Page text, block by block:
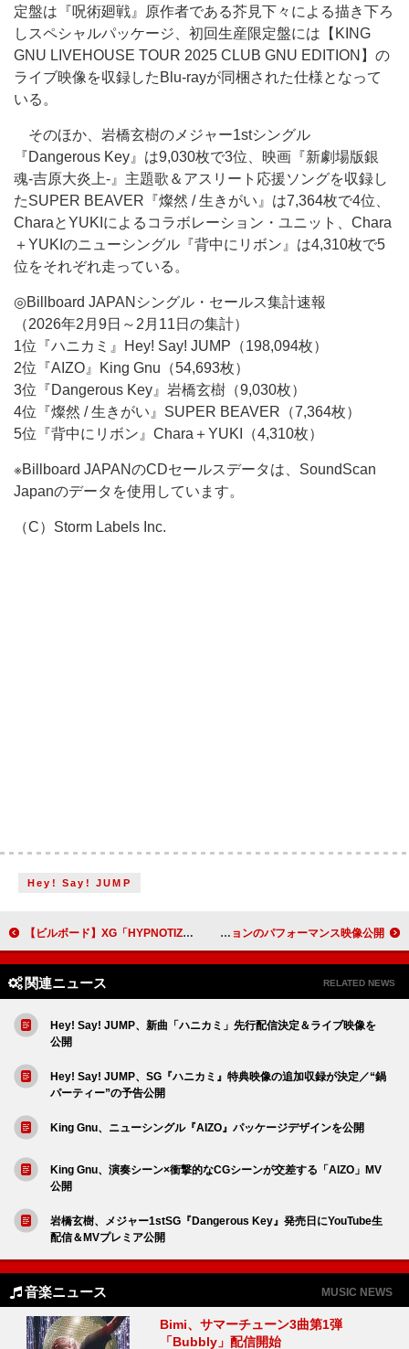
定盤は『呪術廻戦』原作者である芥見下々による描き下ろ
しスペシャルパッケージ、初回生産限定盤には【KING
GNU LIVEHOUSE TOUR 2025 CLUB GNU EDITION】の
ライブ映像を収録したBlu-rayが同梱された仕様となって
いる。
そのほか、岩橋玄樹のメジャー1stシングル
『Dangerous Key』は9,030枚で3位、映画『新劇場版銀
魂-吉原大炎上-』主題歌＆アスリート応援ソングを収録し
たSUPER BEAVER『燦然 / 生きがい』は7,364枚で4位、
CharaとYUKIによるコラボレーション・ユニット、Chara
＋YUKIのニューシングル『背中にリボン』は4,310枚で5
位をそれぞれ走っている。
◎Billboard JAPANシングル・セールス集計速報
（2026年2月9日～2月11日の集計）
1位『ハニカミ』Hey! Say! JUMP（198,094枚）
2位『AIZO』King Gnu（54,693枚）
3位『Dangerous Key』岩橋玄樹（9,030枚）
4位『燦然 / 生きがい』SUPER BEAVER（7,364枚）
5位『背中にリボン』Chara＋YUKI（4,310枚）
※Billboard JAPANのCDセールスデータは、SoundScan
Japanのデータを使用しています。
（C）Storm Labels Inc.
Hey! Say! JUMP
【ビルボード】XG「HYPNOTIZE」グローバル・ジャパン・ソングス2週連続首位 ONE OR EIGHTが自身初のトップ20入り TWS、日本デビュー曲「はじめまして」韓国語バージョンのパフォーマンス映像公開
関連ニュース RELATED NEWS
Hey! Say! JUMP、新曲「ハニカミ」先行配信決定＆ライブ映像を
公開
Hey! Say! JUMP、SG『ハニカミ』特典映像の追加収録が決定／“鍋
パーティー”の予告公開
King Gnu、ニューシングル『AIZO』パッケージデザインを公開
King Gnu、演奏シーン×衝撃的なCGシーンが交差する「AIZO」MV
公開
岩橋玄樹、メジャー1stSG『Dangerous Key』発売日にYouTube生
配信＆MVプレミア公開
音楽ニュース MUSIC NEWS
Bimi、サマーチューン3曲第1弾
「Bubbly」配信開始